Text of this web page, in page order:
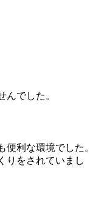
でした。
利な環境でした。
りをされていまし